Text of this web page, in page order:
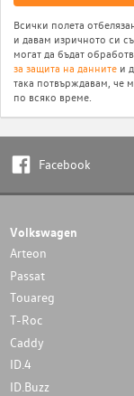
Всички полета
и давам изричното си
могат да бъдат
за защита на данните и
така потвърждавам, че
по всяко време.
Facebook
Volkswagen
Arteon
Passat
Touareg
T-Roc
Caddy
ID.4
ID.Buzz